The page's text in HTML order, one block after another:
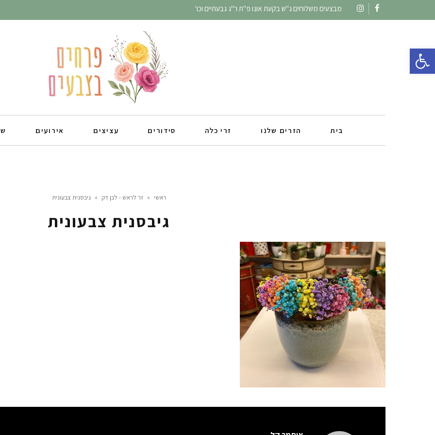
פתח סרגל נגישות
Facebook
Instagram
מבצעים משלוחים ג"ש בקעת אונו פ"ת ר"ג גבעתיים וכו'
בית הזרים שלנו זרי כלה סידורים עציצים אירועים
ראשי » זר לראש - לבן דק » גיבסנית צבעונית
גיבסנית צבעונית